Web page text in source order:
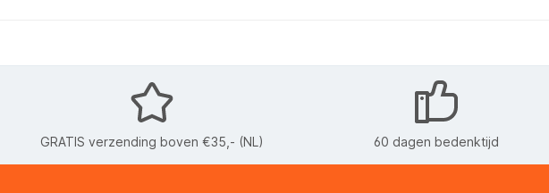
GRATIS verzending boven €35,- (NL) 60 dagen bedenktijd